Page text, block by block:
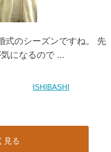
式のシーズンですね。 先
になるので ...
ISHIBASHI
見る